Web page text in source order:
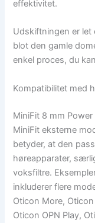
effektivitet.
Udskiftningen er
blot den gamle
enkel proces, du
Kompatibilitet med
MiniFit 8 mm
MiniFit eksterne
betyder, at den
høreapparater,
voksfiltre.
inkluderer flere
Oticon More,
Oticon OPN Play,